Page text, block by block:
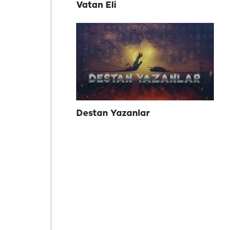
Vatan Eli
Destan Yazanlar